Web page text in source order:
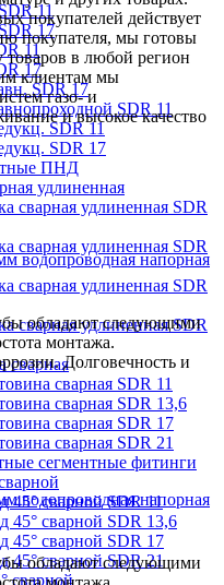
11
17
11
17
SDR 17
SDR 11
SDR 11
SDR 17
ПНД
удлиненная
сварная удлиненная SDR
сварная удлиненная SDR
сварная удлиненная SDR
сварная удлиненная SDR
сварная
сварная SDR 11
сварная SDR 13,6
сварная SDR 17
сварная SDR 21
сегментные фитинги
45° сварной SDR 11
45° сварной SDR 13,6
45° сварной SDR 17
45° сварной SDR 21
сварной
покупателей действует
покупателя, мы готовы
товаров в любой регион
клиентам мы
газо- и
и высокое качество
водопроводная напорная
обладают следующими
монтажа.
Долговечность и
водопроводная напорная
обладают следующими